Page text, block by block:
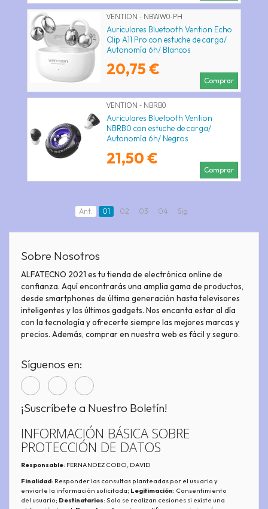
VENTION - NBWW0-PH
Auriculares Bluetooth Vention Echo
Clip A11 Pro con estuche de carga/
Autonomía 6h/ Blancos
20,75 €
Comprar
VENTION - NBRB0
Auriculares Bluetooth Vention
NBRB0 con estuche de carga/
Autonomía 6h/ Negros
21,50 €
Comprar
Ant. 01 02 03 04 Sig.
Sobre Nosotros
ALFATECNO 2021 es tu tienda de electrónica online de
confianza. Aquí encontrarás una amplia gama de productos,
desde smartphones de última generación hasta televisores
inteligentes y los últimos gadgets. Nos encanta estar al día
con la tecnología y ofrecerte siempre las mejores marcas y
precios. Además, comprar en nuestra web es fácil y seguro.
Síguenos en:
¡Suscríbete a Nuestro Boletín!
INFORMACIÓN BÁSICA SOBRE
PROTECCIÓN DE DATOS
Responsable: FERNANDEZ COBO, DAVID
Finalidad: Responder las consultas planteadas por el usuario y
enviarle la información solicitada; Legitimación: Consentimiento
del usuario; Destinatarios: Solo se realizan cesiones si existe una